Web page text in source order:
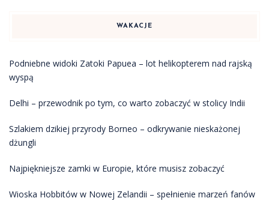
WAKACJE
Podniebne widoki Zatoki Papuea – lot helikopterem nad rajską
wyspą
Delhi – przewodnik po tym, co warto zobaczyć w stolicy Indii
Szlakiem dzikiej przyrody Borneo – odkrywanie nieskażonej
dżungli
Najpiękniejsze zamki w Europie, które musisz zobaczyć
Wioska Hobbitów w Nowej Zelandii – spełnienie marzeń fanów